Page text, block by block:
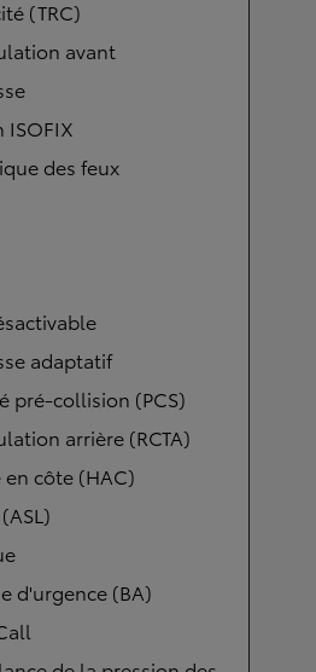
(TRC)
avant
ISOFIX
des feux
adaptatif
pré-collision (PCS)
arrière (RCTA)
côte (HAC)
d'urgence (BA)